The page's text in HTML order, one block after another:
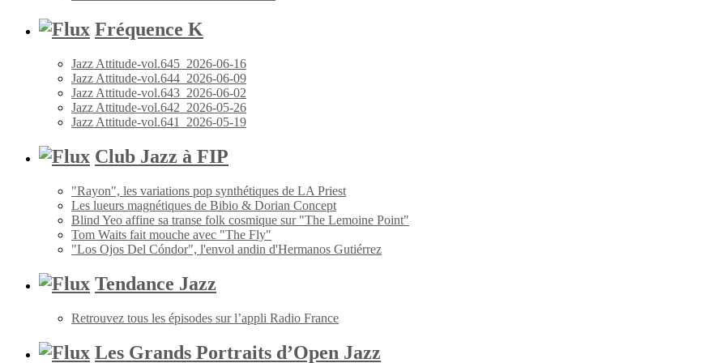
Fréquence K
Jazz Attitude-vol.645_2026-06-16
Jazz Attitude-vol.644_2026-06-09
Jazz Attitude-vol.643_2026-06-02
Jazz Attitude-vol.642_2026-05-26
Jazz Attitude-vol.641_2026-05-19
Club Jazz à FIP
"Rayon", les variations pop synthétiques de LA Priest
Les lueurs magnétiques de Bibio & Dorian Concept
Blind Yeo affine sa transe folk cosmique sur "The Lemoine Point"
Tom Waits fait mouche avec "The Fly"
"Los Ojos Del Cóndor", l'envol andin d'Hermanos Gutiérrez
Tendance Jazz
Retrouvez tous les épisodes sur l’appli Radio France
Les Grands Portraits d’Open Jazz